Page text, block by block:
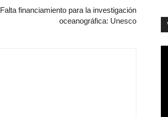
Falta financiamiento para la investigación
oceanográfica: Unesco